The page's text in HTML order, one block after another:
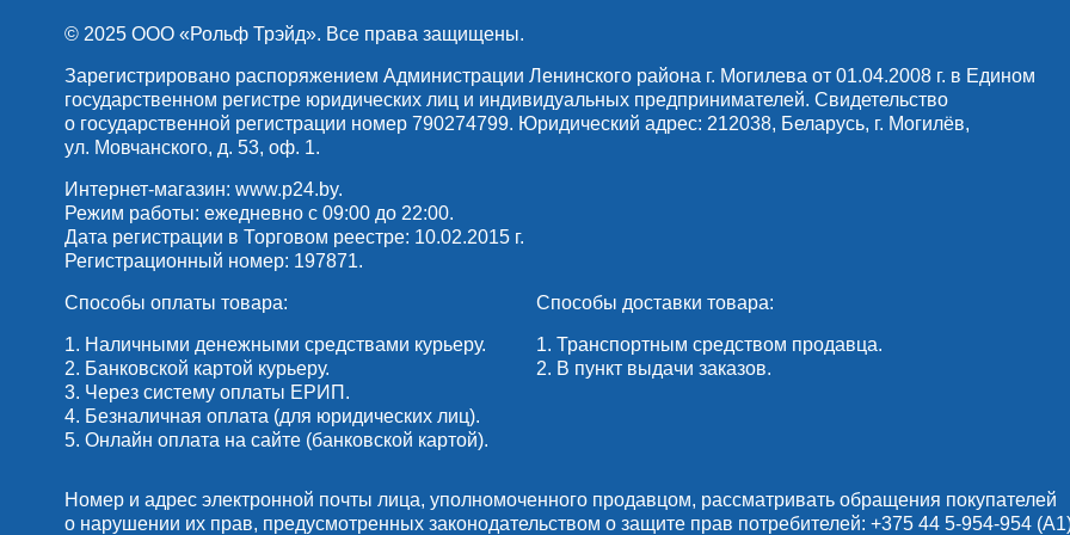
© 2025 OOO «Рольф Трэйд». Все права защищены.
Зарегистрировано распоряжением Администрации Ленинского района г. Могилева от 01.04.2008 г. в Едином
государственном регистре юридических лиц и индивидуальных предпринимателей. Свидетельство
о государственной регистрации номер 790274799. Юридический адрес: 212038, Беларусь, г. Могилёв,
ул. Мовчанского, д. 53, оф. 1.
Интернет-магазин: www.p24.by.
Режим работы: ежедневно с 09:00 до 22:00.
Дата регистрации в Торговом реестре: 10.02.2015 г.
Регистрационный номер: 197871.
Способы оплаты товара:
1. Наличными денежными средствами курьеру.
2. Банковской картой курьеру.
3. Через систему оплаты ЕРИП.
4. Безналичная оплата (для юридических лиц).
5. Онлайн оплата на сайте (банковской картой).
Способы доставки товара:
1. Транспортным средством продавца.
2. В пункт выдачи заказов.
Номер и адрес электронной почты лица, уполномоченного продавцом, рассматривать обращения покупателей
о нарушении их прав, предусмотренных законодательством о защите прав потребителей: +375 44 5-954-954